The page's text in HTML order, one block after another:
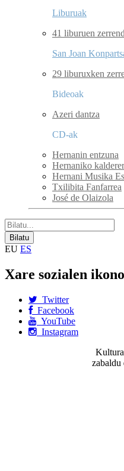
Liburuak
41 liburuen
San Joan
29 liburuxken
Bideoak
Azeri dantza
CD-ak
Hernanin entzuna
Hernaniko
Hernani Musika
Txilibita Fanfarrea
José de Olaizola
EU ES
Xare sozialen
Twitter
Facebook
YouTube
Instagram
zabaldu